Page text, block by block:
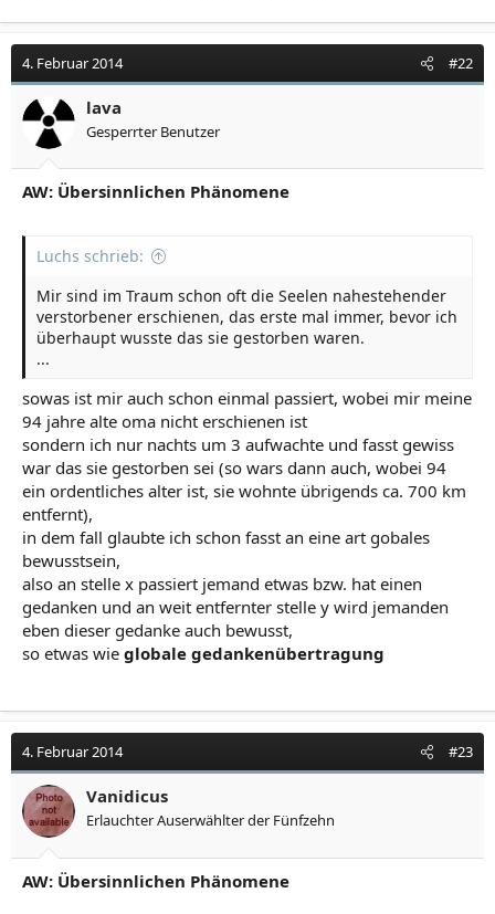
4. Februar 2014 #22
lava
Gesperrter Benutzer
AW: Übersinnlichen Phänomene
Luchs schrieb:
Mir sind im Traum schon oft die Seelen nahestehender
verstorbener erschienen, das erste mal immer, bevor ich
überhaupt wusste das sie gestorben waren.
...
sowas ist mir auch schon einmal passiert, wobei mir meine
94 jahre alte oma nicht erschienen ist
sondern ich nur nachts um 3 aufwachte und fasst gewiss
war das sie gestorben sei (so wars dann auch, wobei 94
ein ordentliches alter ist, sie wohnte übrigends ca. 700 km
entfernt),
in dem fall glaubte ich schon fasst an eine art gobales
bewusstsein,
also an stelle x passiert jemand etwas bzw. hat einen
gedanken und an weit entfernter stelle y wird jemanden
eben dieser gedanke auch bewusst,
so etwas wie globale gedankenübertragung
4. Februar 2014 #23
Vanidicus
Erlauchter Auserwählter der Fünfzehn
AW: Übersinnlichen Phänomene